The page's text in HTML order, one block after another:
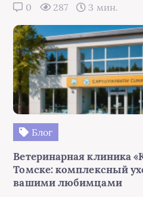
0 287 3 мин.
Блог
Ветеринарная клиника
Томске: комплексный
вашими любимцами